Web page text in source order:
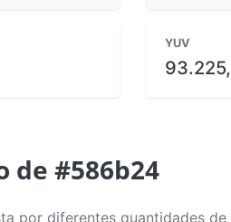
YUV
de #586b24
por diferentes quantidades